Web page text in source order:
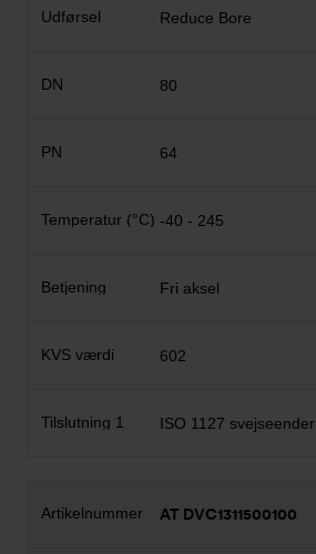
Reduce Bore
80
64
-40 - 245
Fri aksel
602
ISO 1127 svejseender
AT DVC1311500100